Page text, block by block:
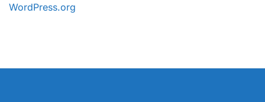
WordPress.org